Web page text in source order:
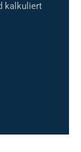
kalkuliert